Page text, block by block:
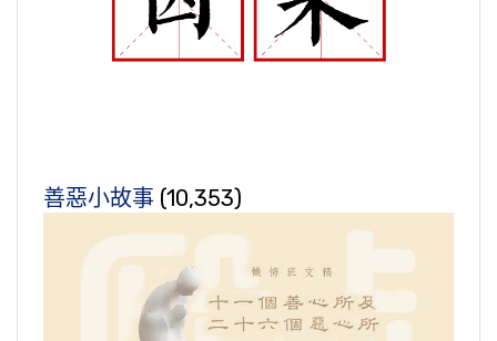
善惡小故事 (10,353)